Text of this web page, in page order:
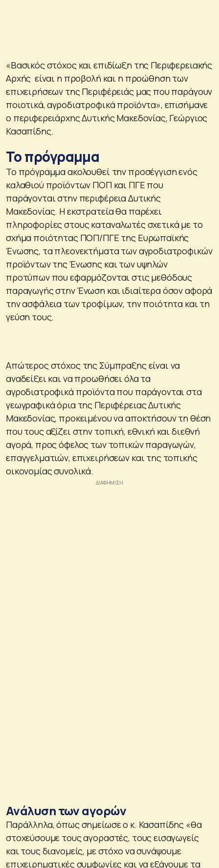
«Βασικός στόχος και επιδίωξη της Περιφερειακής
Αρχής είναι η προβολή και η προώθηση των
επιχειρήσεων της Περιφέρειάς μας που παράγουν
ποιοτικά, αγροδιατροφικά προϊόντα», επισήμανε
ο περιφερειάρχης Δυτικής Μακεδονίας, Γεώργιος
Κασαπίδης.
Το πρόγραμμα
Το πρόγραμμα ακολουθεί την προσέγγιση ενός
καλαθιού προϊόντων ΠΟΠ και ΠΓΕ που
παράγονται στην περιφέρεια Δυτικής
Μακεδονίας. Η εκστρατεία θα παρέχει
πληροφορίες στους καταναλωτές σχετικά με το
σχήμα ποιότητας ΠΟΠ/ΠΓΕ της Ευρωπαϊκής
Ένωσης, τα πλεονεκτήματα των αγροδιατροφικών
προϊόντων της Ένωσης και των υψηλών
προτύπων που εφαρμόζονται στις μεθόδους
παραγωγής στην Ένωση και ιδιαίτερα όσον αφορά
την ασφάλεια των τροφίμων, την ποιότητα και τη
γεύση τους.
Απώτερος στόχος της Σύμπραξης είναι να
αναδείξει και να προωθήσει όλα τα
αγροδιατροφικά προϊόντα που παράγονται στα
γεωγραφικά όρια της Περιφέρειας Δυτικής
Μακεδονίας, προκειμένου να αποκτήσουν τη θέση
που τους αξίζει στην τοπική, εθνική και διεθνή
αγορά, προς όφελος των τοπικών παραγωγών,
επαγγελματιών, επιχειρήσεων και της τοπικής
οικονομίας συνολικά.
Ανάλυση των αγορών
Παράλληλα, όπως σημείωσε ο κ. Κασαπίδης «θα
στοχεύσουμε τους αγοραστές, τους εισαγωγείς
και τους διανομείς, με στόχο να συνάψουμε
επιχειρηματικές συμφωνίες και να εξάγουμε τα